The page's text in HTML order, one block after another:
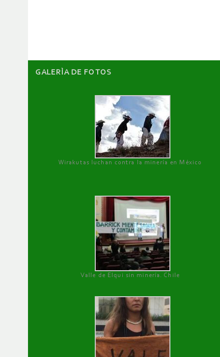
GALERÌA DE FOTOS
Wirakutas luchan contra la minería en México
Valle de Elqui sin minería. Chile